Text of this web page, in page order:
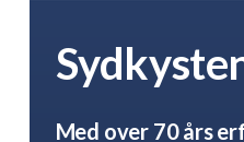
Med over 70 års